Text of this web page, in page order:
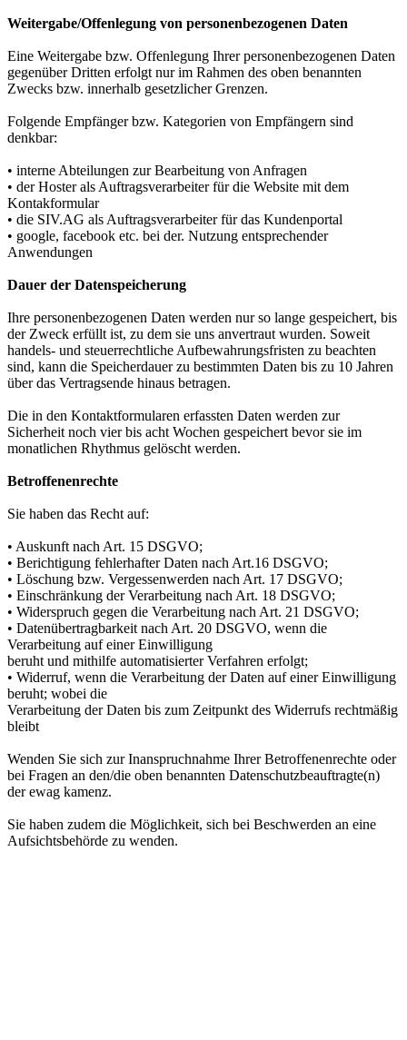
Weitergabe/Offenlegung von personenbezogenen Daten
Eine Weitergabe bzw. Offenlegung Ihrer personenbezogenen Daten
gegenüber Dritten erfolgt nur im Rahmen des oben benannten
Zwecks bzw. innerhalb gesetzlicher Grenzen.
Folgende Empfänger bzw. Kategorien von Empfängern sind
denkbar:
• interne Abteilungen zur Bearbeitung von Anfragen
• der Hoster als Auftragsverarbeiter für die Website mit dem
Kontakformular
• die SIV.AG als Auftragsverarbeiter für das Kundenportal
• google, facebook etc. bei der. Nutzung entsprechender
Anwendungen
Dauer der Datenspeicherung
Ihre personenbezogenen Daten werden nur so lange gespeichert, bis
der Zweck erfüllt ist, zu dem sie uns anvertraut wurden. Soweit
handels- und steuerrechtliche Aufbewahrungsfristen zu beachten
sind, kann die Speicherdauer zu bestimmten Daten bis zu 10 Jahren
über das Vertragsende hinaus betragen.
Die in den Kontaktformularen erfassten Daten werden zur
Sicherheit noch vier bis acht Wochen gespeichert bevor sie im
monatlichen Rhythmus gelöscht werden.
Betroffenenrechte
Sie haben das Recht auf:
• Auskunft nach Art. 15 DSGVO;
• Berichtigung fehlerhafter Daten nach Art.16 DSGVO;
• Löschung bzw. Vergessenwerden nach Art. 17 DSGVO;
• Einschränkung der Verarbeitung nach Art. 18 DSGVO;
• Widerspruch gegen die Verarbeitung nach Art. 21 DSGVO;
• Datenübertragbarkeit nach Art. 20 DSGVO, wenn die
Verarbeitung auf einer Einwilligung
beruht und mithilfe automatisierter Verfahren erfolgt;
• Widerruf, wenn die Verarbeitung der Daten auf einer Einwilligung
beruht; wobei die
Verarbeitung der Daten bis zum Zeitpunkt des Widerrufs rechtmäßig
bleibt
Wenden Sie sich zur Inanspruchnahme Ihrer Betroffenenrechte oder
bei Fragen an den/die oben benannten Datenschutzbeauftragte(n)
der ewag kamenz.
Sie haben zudem die Möglichkeit, sich bei Beschwerden an eine
Aufsichtsbehörde zu wenden.